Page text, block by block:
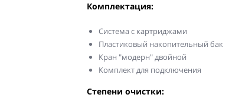
Комплектация:
Система с картриджами
Пластиковый накопительный бак
Кран "модерн" двойной
Комплект для подключения
Степени очистки: